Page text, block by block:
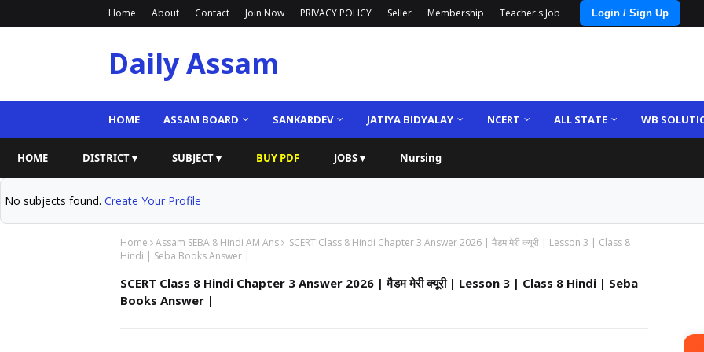
Home About Contact Join Now PRIVACY POLICY Seller Membership Teacher's Job Login / Sign Up
Daily Assam
HOME ASSAM BOARD SANKARDEV JATIYA BIDYALAY NCERT ALL STATE WB
HOME DISTRICT ▾ SUBJECT ▾ BUY PDF JOBS ▾ Nursing
No subjects found. Create Your Profile
Home Assam SEBA 8 Hindi AM Ans
SCERT Class 8 Hindi Chapter 3 Answer 2026 | मैडम मेरी क्यूरी | Lesson 3 | Class 8
Hindi | Seba Books Answer |
SCERT Class 8 Hindi Chapter 3 Answer 2026 | मैडम मेरी क्यूरी | Lesson 3 | Class 8 Hindi | Seba
Books Answer |